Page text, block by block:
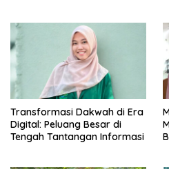
Transformasi Dakwah di Era
Digital: Peluang Besar di
Tengah Tantangan Informasi